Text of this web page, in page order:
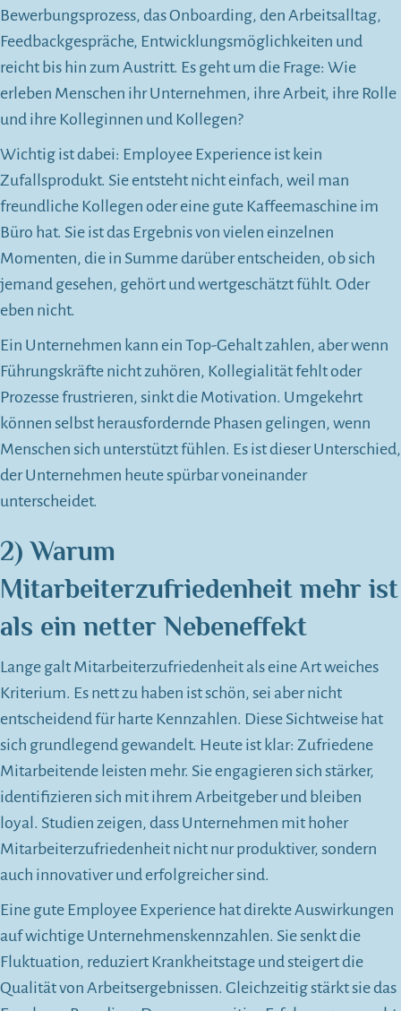
Bewerbungsprozess, das Onboarding, den Arbeitsalltag,
Feedbackgespräche, Entwicklungsmöglichkeiten und
reicht bis hin zum Austritt. Es geht um die Frage: Wie
erleben Menschen ihr Unternehmen, ihre Arbeit, ihre Rolle
und ihre Kolleginnen und Kollegen?
Wichtig ist dabei: Employee Experience ist kein
Zufallsprodukt. Sie entsteht nicht einfach, weil man
freundliche Kollegen oder eine gute Kaffeemaschine im
Büro hat. Sie ist das Ergebnis von vielen einzelnen
Momenten, die in Summe darüber entscheiden, ob sich
jemand gesehen, gehört und wertgeschätzt fühlt. Oder
eben nicht.
Ein Unternehmen kann ein Top-Gehalt zahlen, aber wenn
Führungskräfte nicht zuhören, Kollegialität fehlt oder
Prozesse frustrieren, sinkt die Motivation. Umgekehrt
können selbst herausfordernde Phasen gelingen, wenn
Menschen sich unterstützt fühlen. Es ist dieser Unterschied,
der Unternehmen heute spürbar voneinander
unterscheidet.
2)Warum
Mitarbeiterzufriedenheit mehr ist
als ein netter Nebeneffekt
Lange galt Mitarbeiterzufriedenheit als eine Art weiches
Kriterium. Es nett zu haben ist schön, sei aber nicht
entscheidend für harte Kennzahlen. Diese Sichtweise hat
sich grundlegend gewandelt. Heute ist klar: Zufriedene
Mitarbeitende leisten mehr. Sie engagieren sich stärker,
identifizieren sich mit ihrem Arbeitgeber und bleiben
loyal. Studien zeigen, dass Unternehmen mit hoher
Mitarbeiterzufriedenheit nicht nur produktiver, sondern
auch innovativer und erfolgreicher sind.
Eine gute Employee Experience hat direkte Auswirkungen
auf wichtige Unternehmenskennzahlen. Sie senkt die
Fluktuation, reduziert Krankheitstage und steigert die
Qualität von Arbeitsergebnissen. Gleichzeitig stärkt sie das